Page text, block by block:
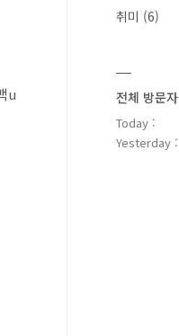
u
취미 (6)
전체 방문자
Today :
Yesterday :